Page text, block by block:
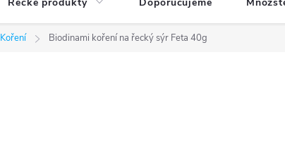
Koření Biodinami koření na řecký sýr Feta 40g